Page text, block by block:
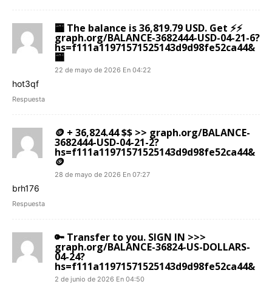
🏧 The balance is 36,819.79 USD. Get ⚡⚡
graph.org/BALANCE-3682444-USD-04-21-6?
hs=f111a11971571525143d9d98fe52ca44&
🏧
22 de mayo de 2026 En 04:22
hot3qf
Respuesta
🪙 + 36,824.44 $$ >> graph.org/BALANCE-
3682444-USD-04-21-2?
hs=f111a11971571525143d9d98fe52ca44&
🪙
28 de mayo de 2026 En 07:27
brh176
Respuesta
🔑 Transfer to you. SIGN IN >>>
graph.org/BALANCE-36824-US-DOLLARS-
04-24?
hs=f111a11971571525143d9d98fe52ca44&
2 de junio de 2026 En 04:50